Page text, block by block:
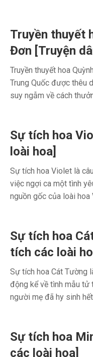
Truyền thuyết
Đơn [Truyện
Truyền thuyết hoa
Trung Quốc được thêu
suy ngẫm về cách
Sự tích hoa
loài hoa]
Sự tích hoa Violet là
việc ngợi ca một tình
nguồn gốc của loài hoa
Sự tích hoa
tích các loài
Sự tích hoa Cát Tường
động kể về tình mẫu tử
người mẹ đã hy sinh
Sự tích hoa
các loài hoa]